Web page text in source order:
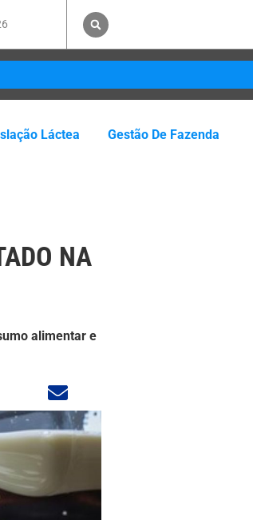
Láctea Gestão De Fazenda
NA
alimentar e